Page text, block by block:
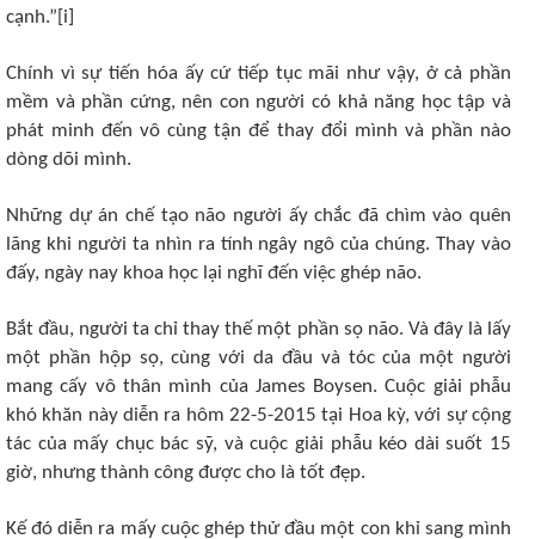
cạnh.”[i]
Chính vì sự tiến hóa ấy cứ tiếp tục mãi như vậy, ở cả phần
mềm và phần cứng, nên con người có khả năng học tập và
phát minh đến vô cùng tận để thay đổi mình và phần nào
dòng dõi mình.
Những dự án chế tạo não người ấy chắc đã chìm vào quên
lãng khi người ta nhìn ra tính ngây ngô của chúng. Thay vào
đấy, ngày nay khoa học lại nghĩ đến việc ghép não.
Bắt đầu, người ta chỉ thay thế một phần sọ não. Và đây là lấy
một phần hộp sọ, cùng với da đầu và tóc của một người
mang cấy vô thân mình của James Boysen. Cuộc giải phẫu
khó khăn này diễn ra hôm 22-5-2015 tại Hoa kỳ, với sự cộng
tác của mấy chục bác sỹ, và cuộc giải phẫu kéo dài suốt 15
giờ, nhưng thành công được cho là tốt đẹp.
Kế đó diễn ra mấy cuộc ghép thử đầu một con khỉ sang mình